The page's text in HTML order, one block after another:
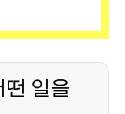
떤 일을